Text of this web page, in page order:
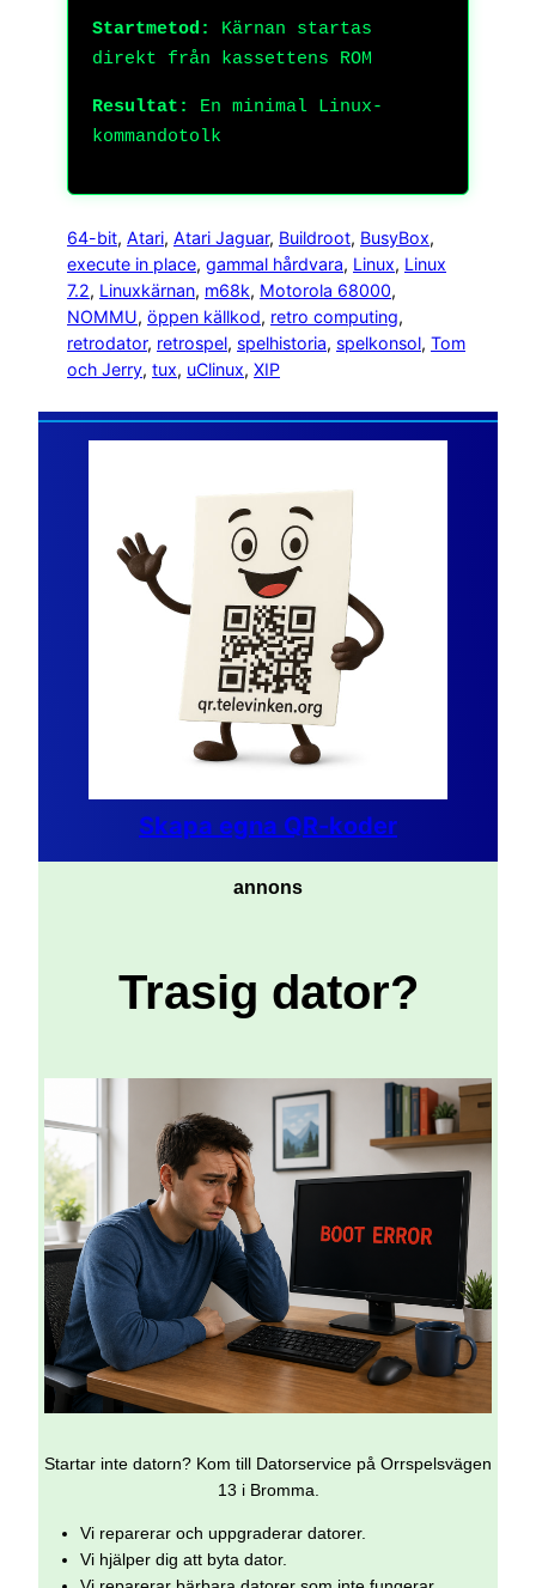
Startmetod:
Kärnan startas
direkt från kassettens ROM
Resultat:
En minimal Linux-
kommandotolk
64-bit, Atari, Atari Jaguar, Buildroot, BusyBox
execute in place, gammal hårdvara, Linux, Linux
7.2, Linuxkärnan, m68k, Motorola 68000
NOMMU, öppen källkod, retro computing
retrodator, retrospel, spelhistoria, spelkonsol, Tom
och Jerry, tux, uClinux, XIP
Skapa egna QR-koder
annons
Trasig dator?
Startar inte datorn? Kom till Datorservice på Orrspelsvägen
13 i Bromma.
Vi reparerar och uppgraderar datorer.
Vi hjälper dig att byta dator.